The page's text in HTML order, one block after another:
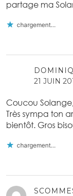
partage ma
chargement…
21 JUIN
Coucou
Très sympa ton
bientôt. Gros
chargement…